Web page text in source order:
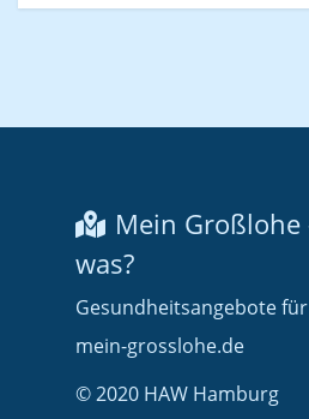
Mein
was?
Gesundheitsangebote
mein-grosslohe.de
© 2020 HAW Hamburg